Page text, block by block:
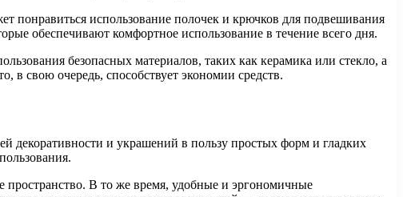
понравиться использование полочек и крючков для подвешивания
обеспечивают комфортное использование в течение всего дня.
безопасных материалов, таких как керамика или стекло, а
в свою очередь, способствует экономии средств.
декоративности и украшений в пользу простых форм и гладких
В то же время, удобные и эргономичные